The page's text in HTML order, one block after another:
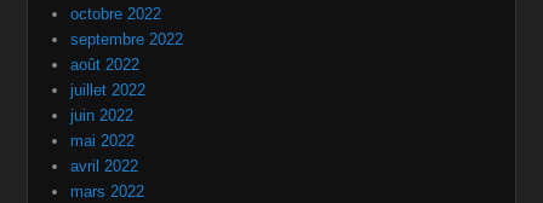
octobre 2022
septembre 2022
août 2022
juillet 2022
juin 2022
mai 2022
avril 2022
mars 2022